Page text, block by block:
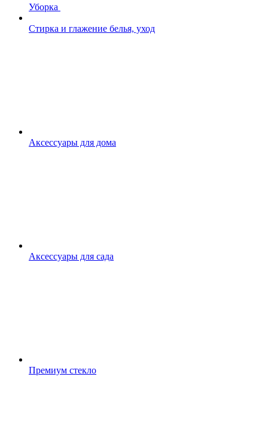
Уборка
Стирка и глажение белья, уход
Аксессуары для дома
Аксессуары для сада
Премиум стекло